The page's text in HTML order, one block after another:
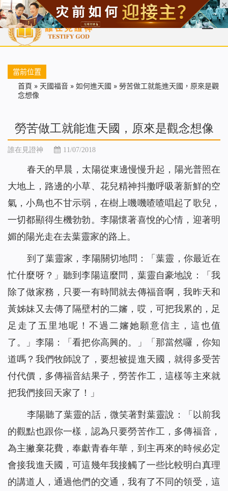
首頁 每日靈糧 天國福音 基督徒見證 信仰解答 聖經
當前位置
首頁 » 天國福音 » 如何進天國 » 勞苦做工就能進天國，原來是觀
念想像
勞苦做工就能進天國，原來是觀念想像
誰在見證神 11/07/2018
春天的早晨，太陽從東邊慢慢升起，陽光普照在
大地上，路邊的小草、花兒精神抖擻呼吸著新鮮的空
氣，小鳥也不甘示弱，在樹上嘰嘰喳喳唱起了歌兒，
一切都顯得生機勃勃。李陽懷著喜悅的心情，迎著明
媚的陽光走在去葉靈家的路上。
到了葉靈家，李陽關切地問：「葉靈，你最近在
忙什麼呀？」聽到李陽這麼問，葉靈自豪地說：「我
除了做家務，只要一有時間就去傳福音啊，我昨天和
黃姊妹又去傳了隔壁村的二嬸，哎，可把我累的，足
足走了五里地呢！不過二嬸她願意信主，這也值
了。」李陽：「看把你高興的。」「那當然囉，你知
道嗎？我們牧師說了，要想被提進天國，就得多受苦
付代價，多傳福音結果子，勞苦作工，這樣等主來就
把我們接回天家了！」
李陽聽了葉靈的話，微笑著對葉靈說：「以前我
的觀點也跟你一樣，認為只要勞苦作工，多傳福音，
為主撇棄花費，奉獻青春年華，到主再來的時候必定
會接我進天國，可這幾年我接觸了一些比較明白真理
的講道人，通過他們的交通，我有了不同的領受，這